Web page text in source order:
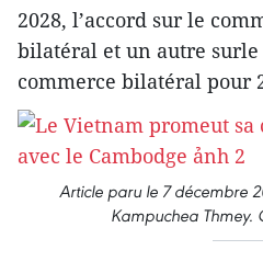
2028, l’accord sur le
bilatéral et un autre
commerce bilatéral pour
Article paru le 7 décembre
Kampuchea Thmey.